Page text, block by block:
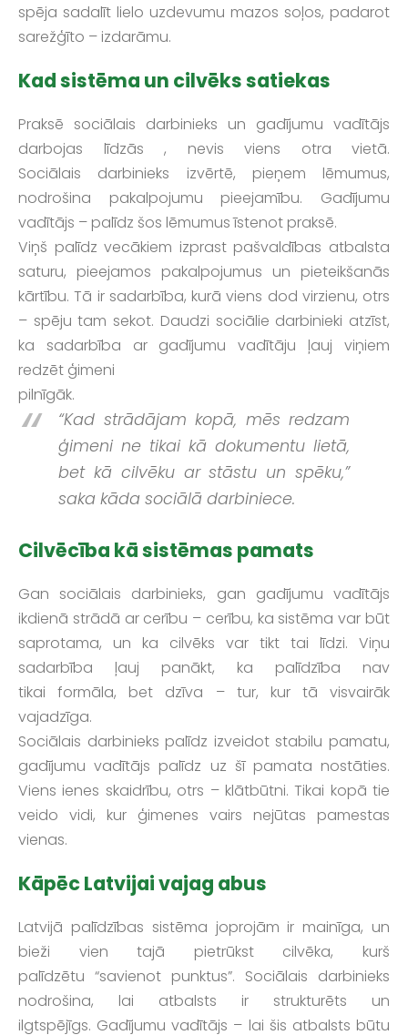
spēja sadalīt lielo uzdevumu mazos soļos, padarot
sarežģīto – izdarāmu.
Kad sistēma un cilvēks satiekas
Praksē sociālais darbinieks un gadījumu vadītājs
darbojas līdzās , nevis viens otra vietā.
Sociālais darbinieks izvērtē, pieņem lēmumus,
nodrošina pakalpojumu pieejamību. Gadījumu
vadītājs – palīdz šos lēmumus īstenot praksē.
Viņš palīdz vecākiem izprast pašvaldības atbalsta
saturu, pieejamos pakalpojumus un pieteikšanās
kārtību. Tā ir sadarbība, kurā viens dod virzienu, otrs
– spēju tam sekot. Daudzi sociālie darbinieki atzīst,
ka sadarbība ar gadījumu vadītāju ļauj viņiem
redzēt ģimeni
pilnīgāk.
“Kad strādājam kopā, mēs redzam
ģimeni ne tikai kā dokumentu lietā,
bet kā cilvēku ar stāstu un spēku,”
saka kāda sociālā darbiniece.
Cilvēcība kā sistēmas pamats
Gan sociālais darbinieks, gan gadījumu vadītājs
ikdienā strādā ar cerību – cerību, ka sistēma var būt
saprotama, un ka cilvēks var tikt tai līdzi. Viņu
sadarbība ļauj panākt, ka palīdzība nav
tikai formāla, bet dzīva – tur, kur tā visvairāk
vajadzīga.
Sociālais darbinieks palīdz izveidot stabilu pamatu,
gadījumu vadītājs palīdz uz šī pamata nostāties.
Viens ienes skaidrību, otrs – klātbūtni. Tikai kopā tie
veido vidi, kur ģimenes vairs nejūtas pamestas
vienas.
Kāpēc Latvijai vajag abus
Latvijā palīdzības sistēma joprojām ir mainīga, un
bieži vien tajā pietrūkst cilvēka, kurš
palīdzētu “savienot punktus”. Sociālais darbinieks
nodrošina, lai atbalsts ir strukturēts un
ilgtspējīgs. Gadījumu vadītājs – lai šis atbalsts būtu